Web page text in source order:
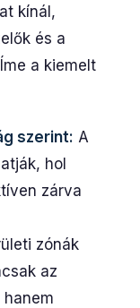
kínál,
és a
a kiemelt
szerint: A
hol
zárva
zónák
az